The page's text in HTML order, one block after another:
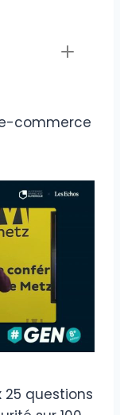
commerce
questions